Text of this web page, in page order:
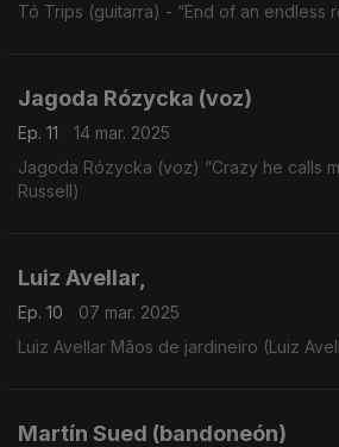
Tó Trips (guitarra) - “End of an endless
Jagoda Rózycka (voz)
Ep. 11
14 mar. 2025
Jagoda Rózycka (voz) “Crazy he calls
Russell)
Luiz Avellar,
Ep. 10
07 mar. 2025
Luiz Avellar Mãos de jardineiro (Luiz
Martín Sued (bandoneón)